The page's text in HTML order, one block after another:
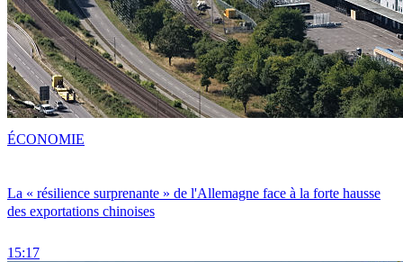
La « résilience surprenante » de l'Allemagne face à la forte hausse
des exportations chinoises
15:17
ÉCONOMIE